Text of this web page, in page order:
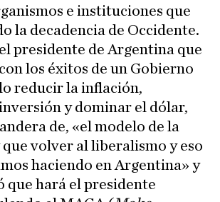
e instituciones que
la decadencia de Occidente.
presidente de Argentina que
los éxitos de un Gobierno
reducir la inflación,
y dominar el dólar,
de, «el modelo de la
volver al liberalismo y eso
haciendo en Argentina» y
que hará el presidente